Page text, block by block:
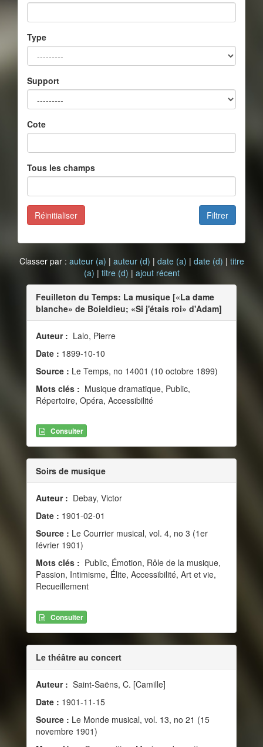
Type
Support
Cote
Tous les champs
Filtrer
Réinitialiser
Classer par : auteur (a) | auteur (d) | date (a) | date (d) | titre
(a) | titre (d) | ajout récent
Feuilleton du Temps: La musique [«La dame
blanche» de Boieldieu; «Si j'étais roi» d'Adam]
Auteur : Lalo, Pierre
Date : 1899-10-10
Source : Le Temps, no 14001 (10 octobre 1899)
Mots clés : Musique dramatique, Public,
Répertoire, Opéra, Accessibilité
Consulter
Soirs de musique
Auteur : Debay, Victor
Date : 1901-02-01
Source : Le Courrier musical, vol. 4, no 3 (1er
février 1901)
Mots clés : Public, Émotion, Rôle de la musique,
Passion, Intimisme, Élite, Accessibilité, Art et vie,
Recueillement
Consulter
Le théâtre au concert
Auteur : Saint-Saëns, C. [Camille]
Date : 1901-11-15
Source : Le Monde musical, vol. 13, no 21 (15
novembre 1901)